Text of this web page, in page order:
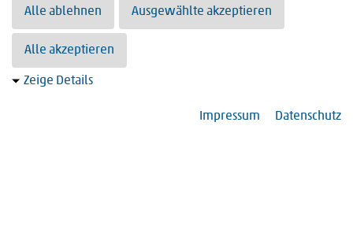
Alle ablehnen Ausgewählte akzeptieren
Alle akzeptieren
Zeige Details
Impressum Datenschutz